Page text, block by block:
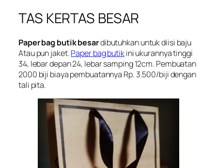
TAS KERTAS BESAR
Paper bag butik besardibutuhkan untuk diisi baju
Atau pun jaket.Paper bag butikini ukurannya tinggi
34, lebar depan 24, lebar samping 12cm. Pembuatan
2000 biji biaya pembuatannya Rp. 3.500/biji dengan
tali pita.